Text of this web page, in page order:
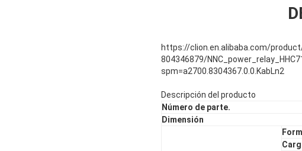
https://clion.en.alibaba.com/
804346879/
spm=a2700.8304367.0.0.KabLn2
Descripción del producto
Número de parte.
Dimensión